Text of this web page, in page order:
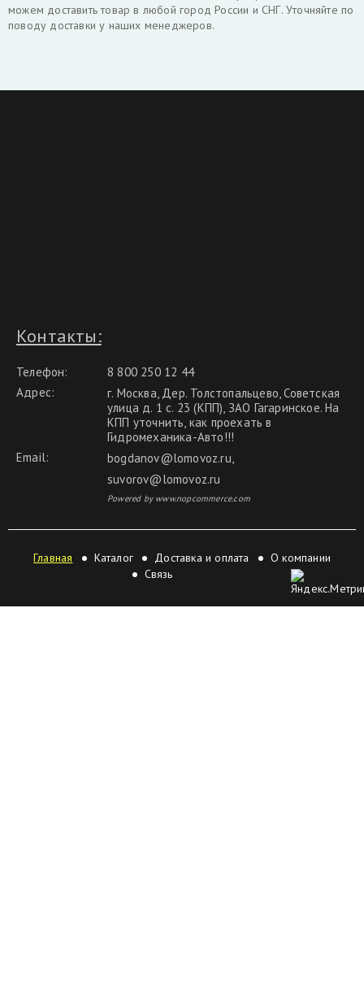
можем доставить товар в любой город России и СНГ. Уточняйте по
поводу доставки у наших менеджеров.
Контакты:
Телефон:
8 800 250 12 44
Адрес:
г. Москва, Дер. Толстопальцево, Советская
улица д. 1 с. 23 (КПП), ЗАО Гагаринское. На
КПП уточнить, как проехать в
Гидромеханика-Авто!!!
Email:
bogdanov@lomovoz.ru,
suvorov@lomovoz.ru
Powered by www.nopcommerce.com
Главная Каталог Доставка и оплата
О компании
Связь